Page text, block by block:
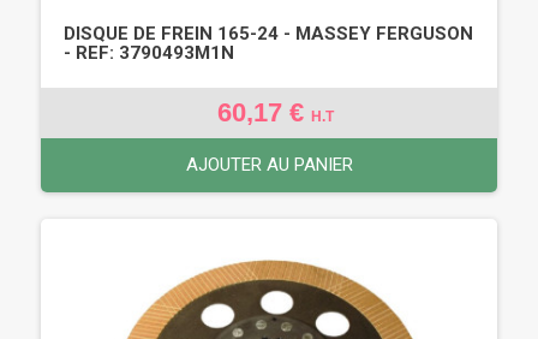
DISQUE DE FREIN 165-24 - MASSEY FERGUSON
- REF: 3790493M1N
60,17 € H.T
AJOUTER AU PANIER